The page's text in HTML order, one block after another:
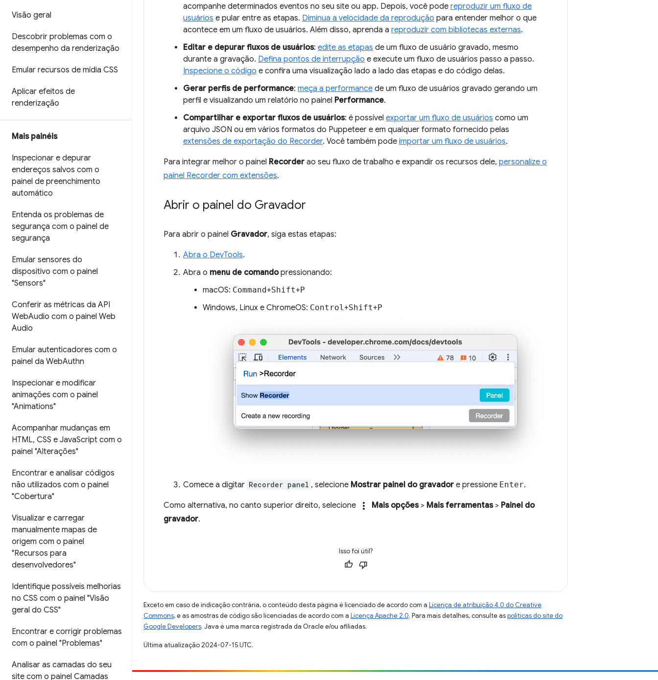
Visão geral
Descobrir problemas com o
desempenho da renderização
Emular recursos de mídia CSS
Aplicar efeitos de
renderização
Mais painéis
Inspecionar e depurar
endereços salvos com o
painel de preenchimento
automático
Entenda os problemas de
segurança com o painel de
segurança
Emular sensores do
dispositivo com o painel
"Sensors"
Conferir as métricas da API
WebAudio com o painel Web
Audio
Emular autenticadores com o
painel da WebAuthn
Inspecionar e modificar
animações com o painel
"Animations"
Acompanhar mudanças em
HTML, CSS e JavaScript com o
painel "Alterações"
Encontrar e analisar códigos
não utilizados com o painel
"Cobertura"
Visualizar e carregar
manualmente mapas de
origem com o painel
"Recursos para
desenvolvedores"
Identifique possíveis melhorias
no CSS com o painel "Visão
geral do CSS"
Encontrar e corrigir problemas
com o painel "Problemas"
Analisar as camadas do seu
site com o painel Camadas
acompanhe determinados eventos no seu site ou app. Depois, você pode reproduzir um fluxo de
usuários e pular entre as etapas. Diminua a velocidade da reprodução para entender melhor o que
acontece em um fluxo de usuários. Além disso, aprenda a reproduzir com bibliotecas externas.
Editar e depurar fluxos de usuários: edite as etapas de um fluxo de usuário gravado, mesmo
durante a gravação. Defina pontos de interrupção e execute um fluxo de usuários passo a passo.
Inspecione o código e confira uma visualização lado a lado das etapas e do código delas.
Gerar perfis de performance: meça a performance de um fluxo de usuários gravado gerando um
perfil e visualizando um relatório no painel Performance.
Compartilhar e exportar fluxos de usuários: é possível exportar um fluxo de usuários como um
arquivo JSON ou em vários formatos do Puppeteer e em qualquer formato fornecido pelas
extensões de exportação do Recorder. Você também pode importar um fluxo de usuários.
Para integrar melhor o painel Recorder ao seu fluxo de trabalho e expandir os recursos dele, personalize o
painel Recorder com extensões.
Abrir o painel do Gravador
Para abrir o painel Gravador, siga estas etapas:
Abra o DevTools.
Abra o menu de comandopressionando:
macOS: Command+Shift+P
Windows, Linux e ChromeOS: Control+Shift+P
Comece a digitar Recorder panel , selecione Mostrar painel do gravador e pressione Enter.
Como alternativa, no canto superior direito, selecione more_vert Mais opções> Mais ferramentas> Painel do
gravador.
Isso foi útil?
Exceto em caso de indicação contrária, o conteúdo desta página é licenciado de acordo com a Licença de atribuição 4.0 do Creative
Commons, e as amostras de código são licenciadas de acordo com a Licença Apache 2.0. Para mais detalhes, consulte aspolíticas do site do
Google Developers. Java é uma marca registrada da Oracle e/ou afiliadas.
Última atualização 2024-07-15 UTC.